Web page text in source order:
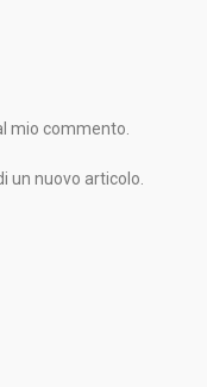
mio commento.
un nuovo articolo.